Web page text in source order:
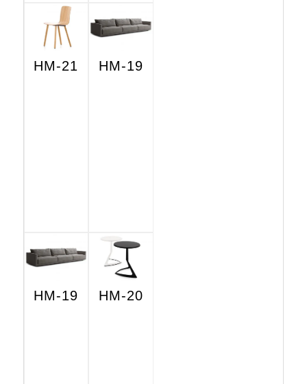
HM-21 HM-19
HM-19 HM-20